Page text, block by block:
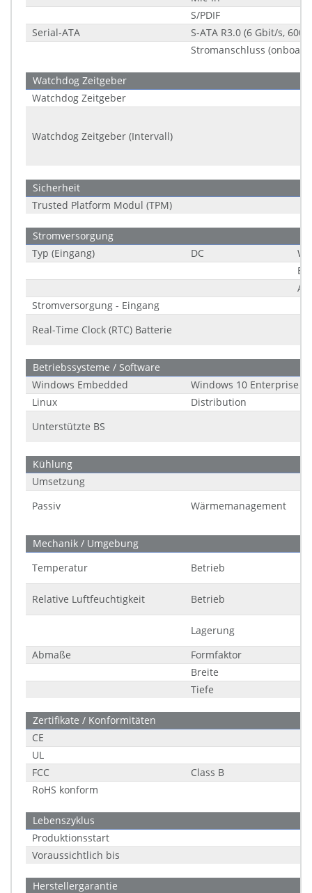
S/PDIF
Serial-ATA
S-ATA R3.0 (6 Gbit/s, 600
Stromanschluss
Watchdog Zeitgeber
Watchdog Zeitgeber
Watchdog Zeitgeber (Intervall)
Sicherheit
Trusted Platform Modul (TPM)
Stromversorgung
Typ (Eingang)
DC
Stromversorgung - Eingang
Real-Time Clock (RTC) Batterie
Betriebssysteme / Software
Windows Embedded
Windows 10 Enterprise
Linux
Distribution
Unterstützte BS
Kühlung
Umsetzung
Passiv
Wärmemanagement
Mechanik / Umgebung
Temperatur
Betrieb
Relative Luftfeuchtigkeit Betrieb
Lagerung
Abmaße
Formfaktor
Breite
Tiefe
Zertifikate / Konformitäten
CE
UL
FCC
Class B
RoHS konform
Lebenszyklus
Produktionsstart
Voraussichtlich bis
Herstellergarantie